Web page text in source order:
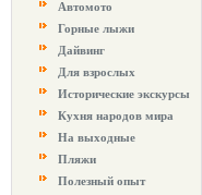
Автомото
Горные лыжи
Дайвинг
Для взрослых
Исторические экскурсы
Кухня народов мира
На выходные
Пляжи
Полезный опыт